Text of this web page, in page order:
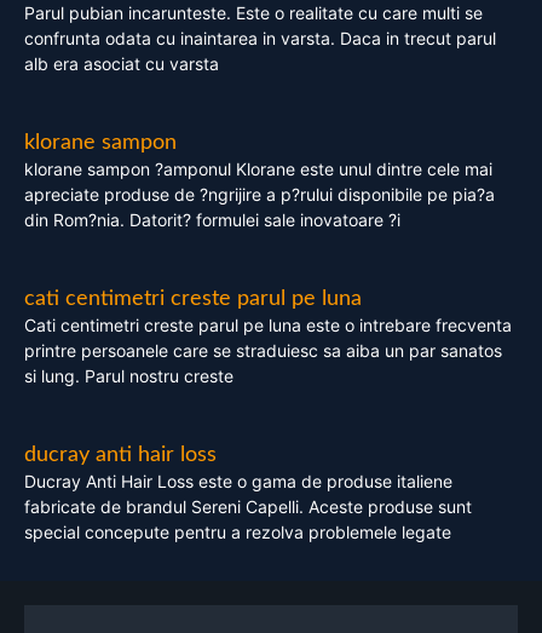
Parul pubian incarunteste. Este o realitate cu care multi se
confrunta odata cu inaintarea in varsta. Daca in trecut parul
alb era asociat cu varsta
klorane sampon
klorane sampon ?amponul Klorane este unul dintre cele mai
apreciate produse de ?ngrijire a p?rului disponibile pe pia?a
din Rom?nia. Datorit? formulei sale inovatoare ?i
cati centimetri creste parul pe luna
Cati centimetri creste parul pe luna este o intrebare frecventa
printre persoanele care se straduiesc sa aiba un par sanatos
si lung. Parul nostru creste
ducray anti hair loss
Ducray Anti Hair Loss este o gama de produse italiene
fabricate de brandul Sereni Capelli. Aceste produse sunt
special concepute pentru a rezolva problemele legate